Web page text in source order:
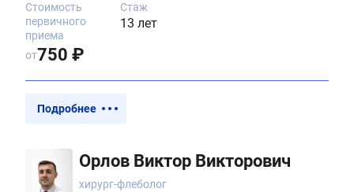
Стаж
13 лет
Стоимость
первичного
приема
от750 ₽
Подробнее
Орлов Виктор Викторович
хирург-флеболог